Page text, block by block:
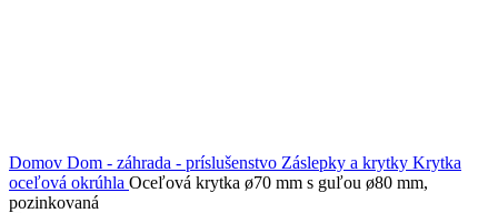
Domov Dom - záhrada - príslušenstvo Záslepky a krytky Krytka
oceľová okrúhla Oceľová krytka ø70 mm s guľou ø80 mm,
pozinkovaná